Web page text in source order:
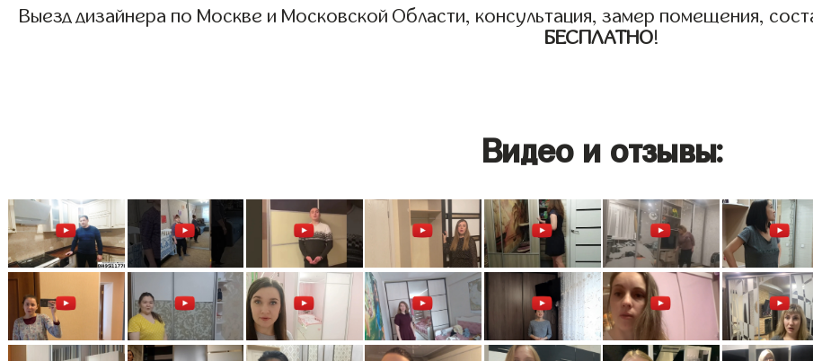
Выезд дизайнера по Москве и Московской Области, консультация, замер помещения,
БЕСПЛАТНО!
Видео и отзывы: